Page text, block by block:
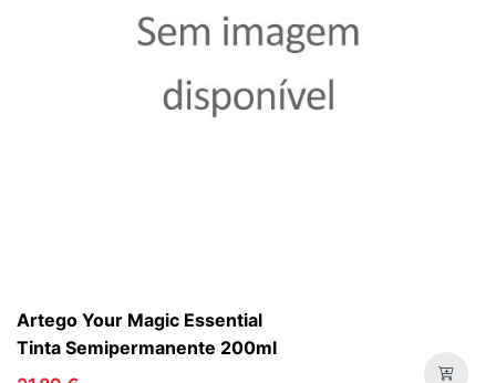
Artego Your Magic Essential
Tinta Semipermanente 200ml